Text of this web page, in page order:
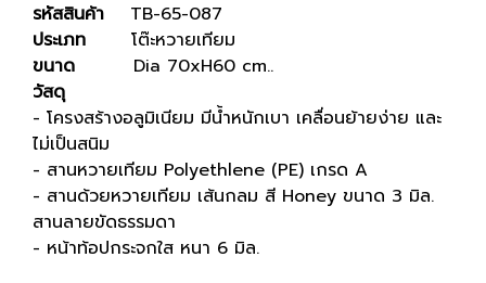
รหัสสินค้า
TB-65-087
ประเภท
โต๊ะหวายเทียม
ขนาด
Dia 70xH60 cm..
วัสดุ
- โครงสร้างอลูมิเนียม มีน้ำหนักเบา เคลื่อนย้ายง่าย และ
ไม่เป็นสนิม
- สานหวายเทียม Polyethlene (PE) เกรด A
- สานด้วยหวายเทียม เส้นกลม สี Honey ขนาด 3 มิล.
สานลายขัดธรรมดา
- หน้าท้อปกระจกใส หนา 6 มิล.